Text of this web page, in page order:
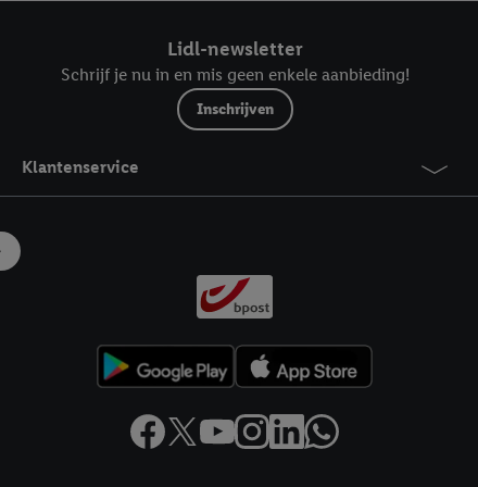
Lidl-newsletter
Schrijf je nu in en mis geen enkele aanbieding!
Inschrijven
Klantenservice